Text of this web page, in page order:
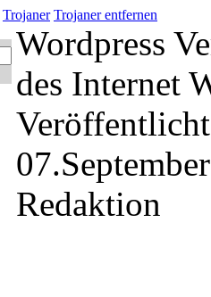
Trojaner Trojaner entfernen
Wordpress
des Internet
Redaktion